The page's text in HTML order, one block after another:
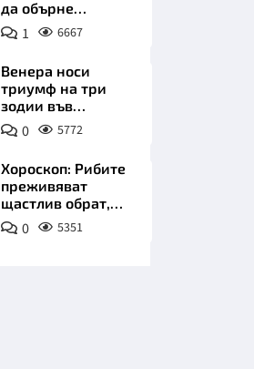
да обърне
туристическия
сезон
1 6667
Венера носи
триумф на три
зодии във
всичките им
начинания до дни
0 5772
Хороскоп: Рибите
преживяват
щастлив обрат,
Телецът започва
важна промяна
0 5351